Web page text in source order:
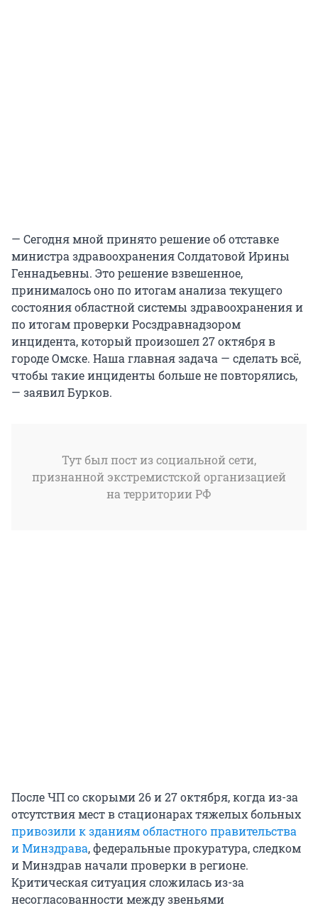
— Сегодня мной принято решение об отставке
министра здравоохранения Солдатовой Ирины
Геннадьевны. Это решение взвешенное,
принималось оно по итогам анализа текущего
состояния областной системы здравоохранения и
по итогам проверки Росздравнадзором
инцидента, который произошел 27 октября в
городе Омске. Наша главная задача — сделать всё,
чтобы такие инциденты больше не повторялись,
— заявил Бурков.
Тут был пост из социальной сети,
признанной экстремистской организацией
на территории РФ
После ЧП со скорыми 26 и 27 октября, когда из-за
отсутствия мест в стационарах тяжелых больных
привозили к зданиям областного правительства
и Минздрава, федеральные прокуратура, следком
и Минздрав начали проверки в регионе.
Критическая ситуация сложилась из-за
несогласованности между звеньями